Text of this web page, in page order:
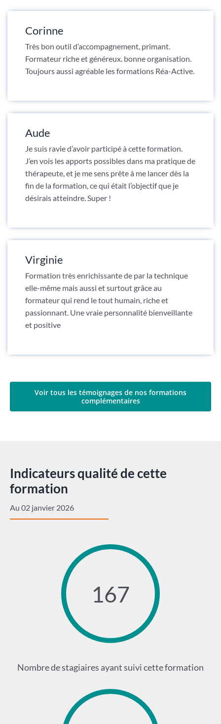
Corinne
Très bon outil d’accompagnement, primant.
Formateur riche et généreux. bonne organisation.
Toujours aussi agréable les formations Réa-Active.
Aude
Je suis ravie d’avoir participé à cette formation.
J’en vois les apports possibles dans ma pratique de
thérapeute, et je me sens prête à me lancer dès la
fin de la formation, ce qui était l’objectif que je
désirais atteindre. Super !
Virginie
Formation très enrichissante de par la technique
elle-même mais aussi et surtout grâce au
formateur qui rend le tout humain, riche et
passionnant. Une vraie personnalité bienveillante
et positive
Voir tous les témoignages de nos formations
complémentaires
Indicateurs qualité de cette
formation
Au 02 janvier 2026
167
Nombre de stagiaires ayant suivi cette formation